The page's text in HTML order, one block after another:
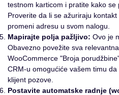
testnom karticom i pratite kako se
Proverite da li se ažuriraju
promeni adresu u svom nalogu.
Mapirajte polja pažljivo: Ovo je
Obavezno povežite sva
WooCommerce "Broja
CRM-u omogućiće vašem timu
klijent pozove.
Postavite automatske radnje